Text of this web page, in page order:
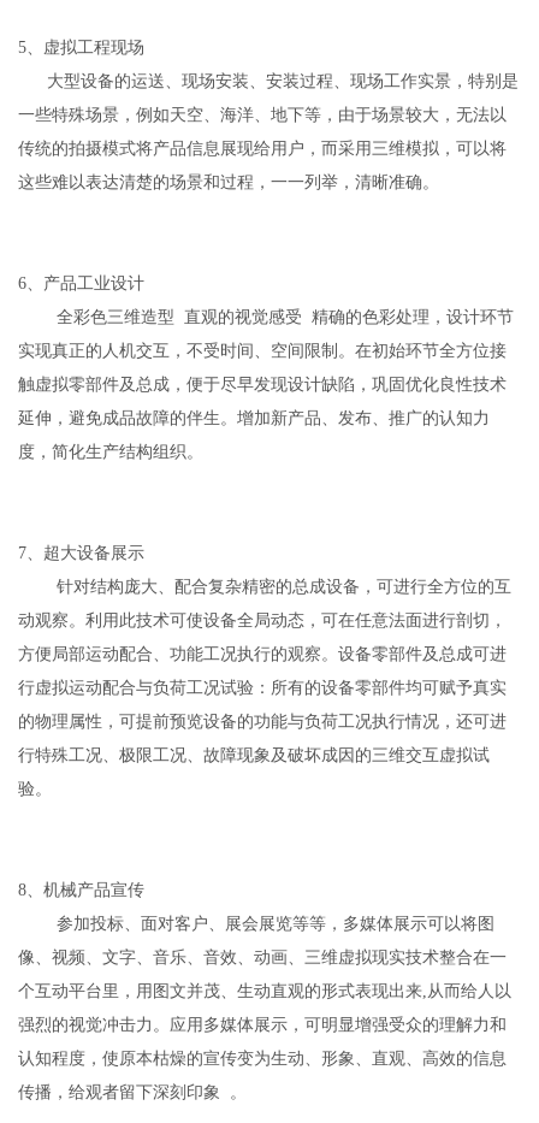
5、虚拟工程现场
大型设备的运送、现场安装、安装过程、现场工作实景，特别是
一些特殊场景，例如天空、海洋、地下等，由于场景较大，无法以
传统的拍摄模式将产品信息展现给用户，而采用三维模拟，可以将
这些难以表达清楚的场景和过程，一一列举，清晰准确。
6、产品工业设计
全彩色三维造型 直观的视觉感受 精确的色彩处理，设计环节
实现真正的人机交互，不受时间、空间限制。在初始环节全方位接
触虚拟零部件及总成，便于尽早发现设计缺陷，巩固优化良性技术
延伸，避免成品故障的伴生。增加新产品、发布、推广的认知力
度，简化生产结构组织。
7、超大设备展示
针对结构庞大、配合复杂精密的总成设备，可进行全方位的互
动观察。利用此技术可使设备全局动态，可在任意法面进行剖切，
方便局部运动配合、功能工况执行的观察。设备零部件及总成可进
行虚拟运动配合与负荷工况试验：所有的设备零部件均可赋予真实
的物理属性，可提前预览设备的功能与负荷工况执行情况，还可进
行特殊工况、极限工况、故障现象及破坏成因的三维交互虚拟试
验。
8、机械产品宣传
参加投标、面对客户、展会展览等等，多媒体展示可以将图
像、视频、文字、音乐、音效、动画、三维虚拟现实技术整合在一
个互动平台里，用图文并茂、生动直观的形式表现出来,从而给人以
强烈的视觉冲击力。应用多媒体展示，可明显增强受众的理解力和
认知程度，使原本枯燥的宣传变为生动、形象、直观、高效的信息
传播，给观者留下深刻印象 。